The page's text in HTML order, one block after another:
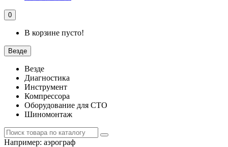
0
В корзине пусто!
Везде
Везде
Диагностика
Инструмент
Компрессора
Оборудование для СТО
Шиномонтаж
Например: аэрограф